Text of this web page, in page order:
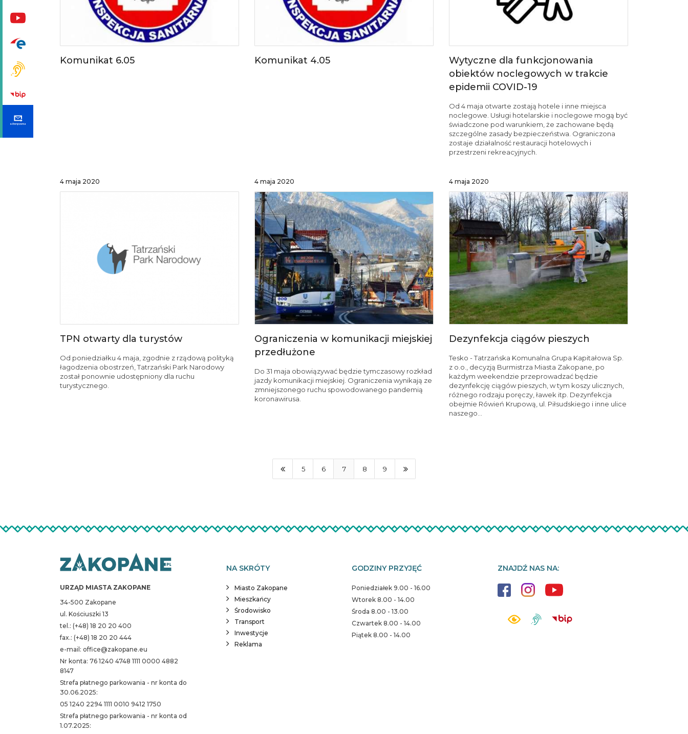
Komunikat 6.05 Komunikat 4.05
Wytyczne dla funkcjonowania
obiektów noclegowych w trakcie
epidemii COVID-19
Od 4 maja otwarte zostają hotele i inne miejsca
noclegowe. Usługi hotelarskie i noclegowe mogą być
świadczone pod warunkiem, że zachowane będą
szczególne zasady bezpieczeństwa. Ograniczona
zostaje działalność restauracji hotelowych i
przestrzeni rekreacyjnych.
4 maja 2020
TPN otwarty dla turystów
Od poniedziałku 4 maja, zgodnie z rządową polityką
łagodzenia obostrzeń, Tatrzański Park Narodowy
został ponownie udostępniony dla ruchu
turystycznego.
4 maja 2020
Ograniczenia w komunikacji miejskiej
przedłużone
Do 31 maja obowiązywać będzie tymczasowy rozkład
jazdy komunikacji miejskiej. Ograniczenia wynikają ze
zmniejszonego ruchu spowodowanego pandemią
koronawirusa.
4 maja 2020
Dezynfekcja ciągów pieszych
Tesko - Tatrzańska Komunalna Grupa Kapitałowa Sp.
z o.o., decyzją Burmistrza Miasta Zakopane, po
każdym weekendzie przeprowadzać będzie
dezynfekcję ciągów pieszych, w tym koszy ulicznych,
różnego rodzaju poręczy, ławek itp. Dezynfekcja
obejmie Rówień Krupową, ul. Piłsudskiego i inne ulice
naszego...
5 6 7 8 9
URZĄD MIASTA ZAKOPANE
34-500 Zakopane
ul. Kościuszki 13
tel.: (+48) 18 20 20 400
fax.: (+48) 18 20 20 444
e-mail: office@zakopane.eu
Nr konta: 76 1240 4748 1111 0000 4882
8147
Strefa płatnego parkowania - nr konta do
30.06.2025:
05 1240 2294 1111 0010 9412 1750
Strefa płatnego parkowania - nr konta od
1.07.2025:
NA SKRÓTY
Miasto Zakopane
Mieszkańcy
Środowisko
Transport
Inwestycje
Reklama
GODZINY PRZYJĘĆ
Poniedziałek 9.00 - 16.00
Wtorek 8.00 - 14.00
Środa 8.00 - 13.00
Czwartek 8.00 - 14.00
Piątek 8.00 - 14.00
ZNAJDŹ NAS NA: